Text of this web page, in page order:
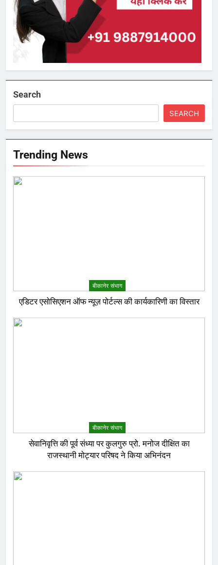
Search
SEARCH
Trending News
बीकानेर संभाग
एडिटर एसोसिएशन ऑफ न्यूज़ पोर्टल्स की कार्यकारिणी का विस्तार
बीकानेर संभाग
सेवानिवृत्ति की पूर्व संध्या पर कुलगुरु प्रो. मनोज दीक्षित का
राजस्थानी मोट्यार परिषद ने किया अभिनंदन